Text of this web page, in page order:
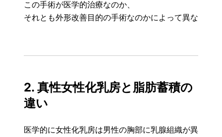
この手術が医学的治療なのか、
それとも外形改善目的の手術なのかによって異なりま
2. 真性女性化乳房と脂肪蓄積の
違い
医学的に女性化乳房は男性の胸部に乳腺組織が異常に